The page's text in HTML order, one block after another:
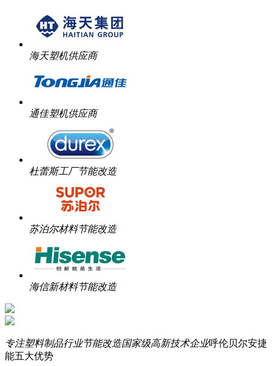
海天塑机供应商
通佳塑机供应商
杜蕾斯工厂节能改造
苏泊尔材料节能改造
海信新材料节能改造
专注塑料制品行业节能改造国家级高新技术企业呼伦贝尔安捷
能五大优势